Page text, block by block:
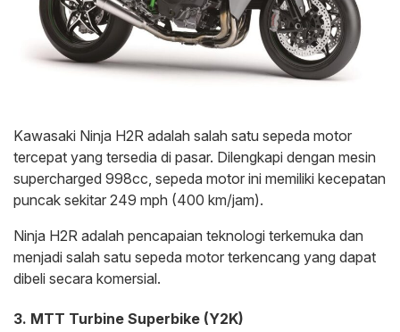
Kawasaki Ninja H2R adalah salah satu sepeda motor
tercepat yang tersedia di pasar. Dilengkapi dengan mesin
supercharged 998cc, sepeda motor ini memiliki kecepatan
puncak sekitar 249 mph (400 km/jam).
Ninja H2R adalah pencapaian teknologi terkemuka dan
menjadi salah satu sepeda motor terkencang yang dapat
dibeli secara komersial.
3. MTT Turbine Superbike (Y2K)